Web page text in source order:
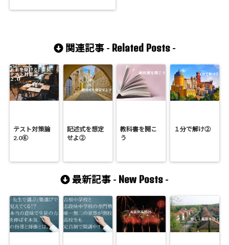
関連記事 - Related Posts-
テスト対策論
2.0⑥
記述式を想定
せよ②
教科書を開こ
う
１分で解け②
最新記事 - New Posts -